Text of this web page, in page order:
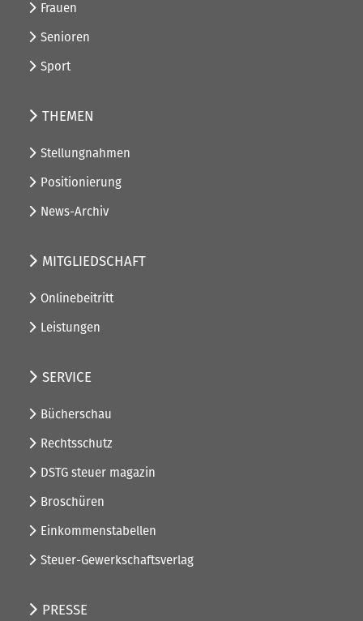
Frauen
Senioren
Sport
THEMEN
Stellungnahmen
Positionierung
News-Archiv
MITGLIEDSCHAFT
Onlinebeitritt
Leistungen
SERVICE
Bücherschau
Rechtsschutz
DSTG steuer magazin
Broschüren
Einkommenstabellen
Steuer-Gewerkschaftsverlag
PRESSE